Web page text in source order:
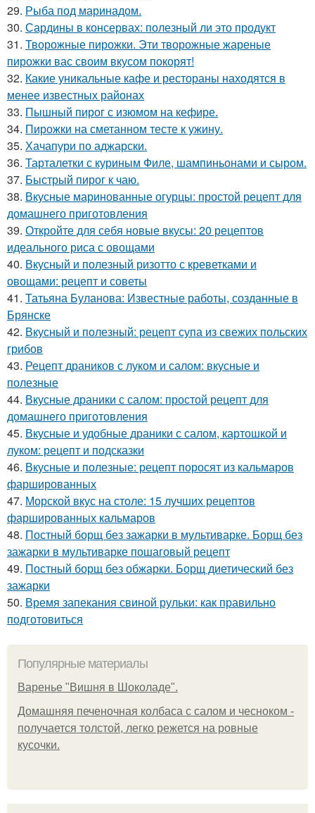
29. Рыба под маринадом.
30. Сардины в консервах: полезный ли это продукт
31. Творожные пирожки. Эти творожные жареные
пирожки вас своим вкусом покорят!
32. Какие уникальные кафе и рестораны находятся в
менее известных районах
33. Пышный пирог с изюмом на кефире.
34. Пирожки на сметанном тесте к ужину.
35. Хачапури по аджарски.
36. Тарталетки с куриным Филе, шампиньонами и сыром.
37. Быстрый пирог к чаю.
38. Вкусные маринованные огурцы: простой рецепт для
домашнего приготовления
39. Откройте для себя новые вкусы: 20 рецептов
идеального риса с овощами
40. Вкусный и полезный ризотто с креветками и
овощами: рецепт и советы
41. Татьяна Буланова: Известные работы, созданные в
Брянске
42. Вкусный и полезный: рецепт супа из свежих польских
грибов
43. Рецепт драников с луком и салом: вкусные и
полезные
44. Вкусные драники с салом: простой рецепт для
домашнего приготовления
45. Вкусные и удобные драники с салом, картошкой и
луком: рецепт и подсказки
46. Вкусные и полезные: рецепт поросят из кальмаров
фаршированных
47. Морской вкус на столе: 15 лучших рецептов
фаршированных кальмаров
48. Постный борщ без зажарки в мультиварке. Борщ без
зажарки в мультиварке пошаговый рецепт
49. Постный борщ без обжарки. Борщ диетический без
зажарки
50. Время запекания свиной рульки: как правильно
подготовиться
Популярные материалы
Варенье "Вишня в Шоколаде".
Домашняя печеночная колбаса с салом и чесноком -
получается толстой, легко режется на ровные
кусочки.